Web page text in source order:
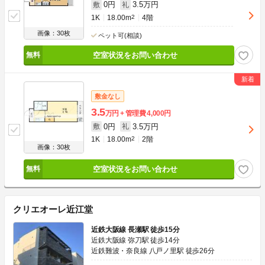
画像：30枚
敷 0円 礼 3.5万円
1K 18.00m2 4階
ペット可(相談)
空室状況をお問い合わせ
画像：30枚
敷金なし
3.5万円 管理費4,000円
敷 0円 礼 3.5万円
1K 18.00m2 2階
空室状況をお問い合わせ
クリエオーレ近江堂
近鉄大阪線 長瀬駅 徒歩15分
近鉄大阪線 弥刀駅 徒歩14分
近鉄難波・奈良線 八戸ノ里駅 徒歩26分